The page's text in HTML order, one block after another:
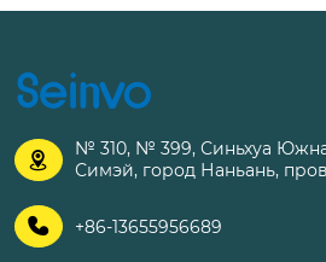

№ 310, № 399, Синьхуа
Симэй, город Наньань,
 +86-13655956689